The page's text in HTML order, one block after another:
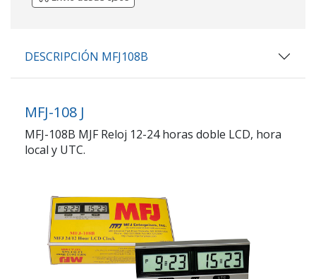
DESCRIPCIÓN MFJ108B
MFJ-108 J
MFJ-108B MJF Reloj 12-24 horas doble LCD, hora
local y UTC.